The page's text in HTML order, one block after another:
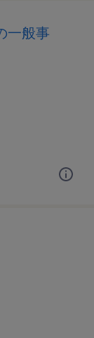
一般事